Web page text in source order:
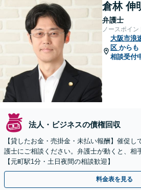
倉林 伸
弁護士
ノースポイ
大阪市浪
区 からも
相談受付
法人・ビジネスの債権回収
【貸したお金・売掛金・未払い報酬】催促
護士にご相談ください。弁護士が動くと、相
【元町駅1分・土日夜間の相談歓迎】
料金表を見る